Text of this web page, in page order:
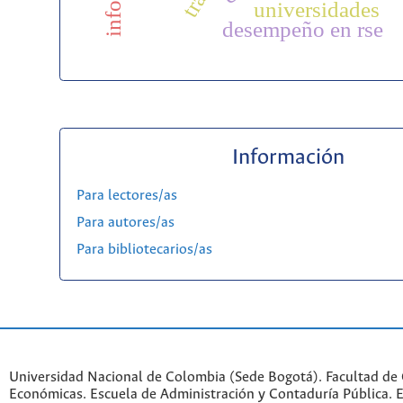
universidades
desempeño en rse
Información
Para lectores/as
Para autores/as
Para bibliotecarios/as
Universidad Nacional de Colombia (Sede Bogotá). Facultad de
Económicas. Escuela de Administración y Contaduría Pública.